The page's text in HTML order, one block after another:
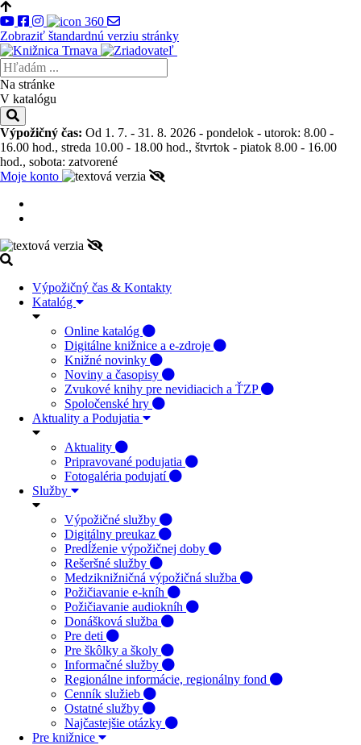
Zobraziť štandardnú verziu stránky
Na stránke
V katalógu
Výpožičný čas: Od 1. 7. - 31. 8. 2026 - pondelok - utorok: 8.00 -
16.00 hod., streda 10.00 - 18.00 hod., štvrtok - piatok 8.00 - 16.00
hod., sobota: zatvorené
Moje konto
Výpožičný čas & Kontakty
Katalóg
Online katalóg
Digitálne knižnice a e-zdroje
Knižné novinky
Noviny a časopisy
Zvukové knihy pre nevidiacich a ŤZP
Spoločenské hry
Aktuality a Podujatia
Aktuality
Pripravované podujatia
Fotogaléria podujatí
Služby
Výpožičné služby
Digitálny preukaz
Predĺženie výpožičnej doby
Rešeršné služby
Medziknižničná výpožičná služba
Požičiavanie e-kníh
Požičiavanie audiokníh
Donášková služba
Pre deti
Pre škôlky a školy
Informačné služby
Regionálne informácie, regionálny fond
Cenník služieb
Ostatné služby
Najčastejšie otázky
Pre knižnice